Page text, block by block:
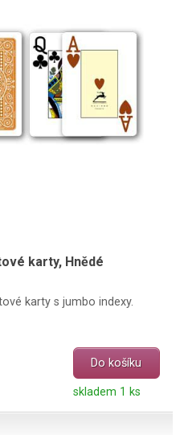
karty, Hnědé
karty s jumbo indexy.
Do košíku
skladem 1 ks